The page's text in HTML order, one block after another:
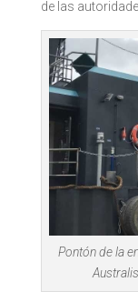
de las
Pontón de la